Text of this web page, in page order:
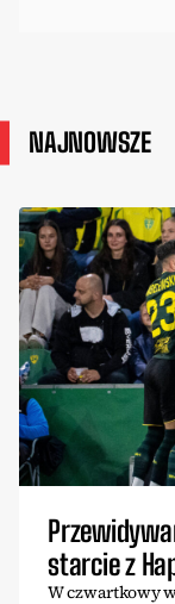
NAJNOWSZE
starcie z
W czwartkowy